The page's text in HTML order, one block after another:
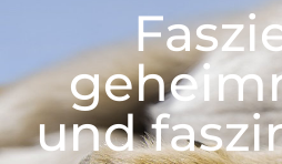
und